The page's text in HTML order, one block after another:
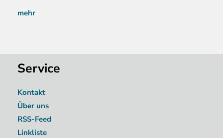
mehr
Service
Kontakt
Über uns
RSS-Feed
Linkliste